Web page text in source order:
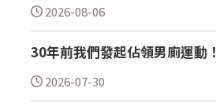
2026-08-06
30年前我們發起佔領男廁運動！
2026-07-30